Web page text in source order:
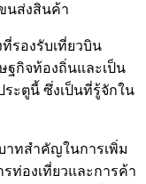
นส่งสินค้า
รองรับเที่ยวบิน
ฐกิจท้องถิ่นและเป็น
ระตูนี้ ซึ่งเป็นที่รู้จักใน
ทสำคัญในการเพิ่ม
ท่องเที่ยวและการค้า